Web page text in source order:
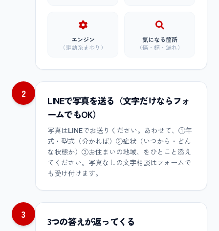
エンジン
（駆動系まわり）
気になる箇所
（傷・錆・漏れ）
2
LINEで写真を送る（文字だけならフォ
ームでもOK）
写真はLINEでお送りください。あわせて、①年
式・型式（分かれば）②症状（いつから・どん
な状態か）③お住まいの地域、をひとこと添え
てください。写真なしの文字相談はフォームで
も受け付けます。
3
3つの答えが返ってくる